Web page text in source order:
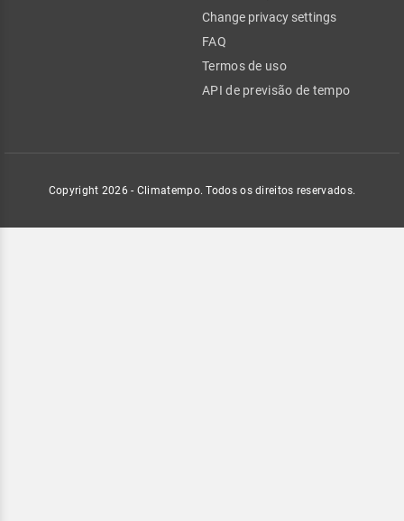
Change privacy settings
FAQ
Termos de uso
API de previsão de tempo
Copyright 2026 - Climatempo. Todos os direitos reservados.